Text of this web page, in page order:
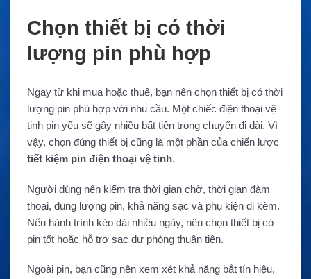
Chọn thiết bị có thời
lượng pin phù hợp
Ngay từ khi mua hoặc thuê, bạn nên chọn thiết bị có thời
lượng pin phù hợp với nhu cầu. Một chiếc điện thoại vệ
tinh pin yếu sẽ gây nhiều bất tiện trong chuyến đi dài. Vì
vậy, chọn đúng thiết bị cũng là một phần của chiến lược
tiết kiệm pin điện thoại vệ tinh.
Người dùng nên kiểm tra thời gian chờ, thời gian đàm
thoại, dung lượng pin, khả năng sạc và phụ kiện đi kèm.
Nếu hành trình kéo dài nhiều ngày, nên chọn thiết bị có
pin tốt hoặc hỗ trợ sạc dự phòng thuận tiện.
Ngoài pin, bạn cũng nên xem xét khả năng bắt tín hiệu,